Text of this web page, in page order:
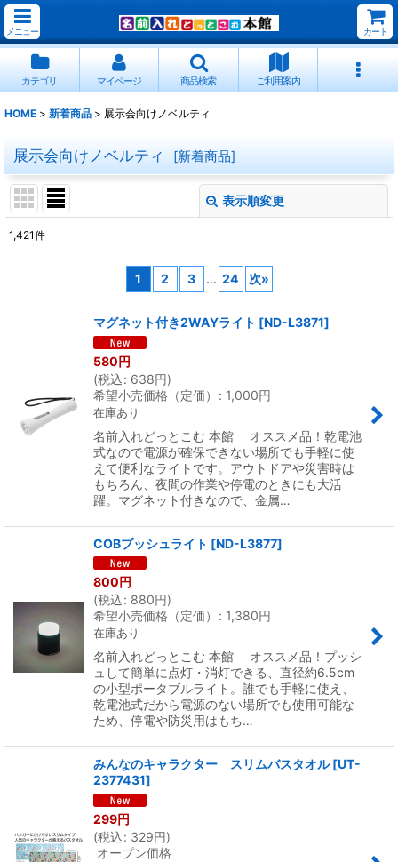
メニュー カート
カテゴリ マイページ 商品検索 ご利用案内
HOME > 新着商品 > 展示会向けノベルティ
展示会向けノベルティ [新着商品]
表示順変更
1,421件
1 2 3 ... 24 次»
マグネット付き2WAYライト [ND-L3871]
580円
(税込: 638円)
希望小売価格（定価）
: 1,000円
在庫あり
名前入れどっとこむ 本館 オススメ品！乾電池
式なので電源が確保できない場所でも手軽に使
えて便利なライトです。アウトドアや災害時は
もちろん、夜間の作業や停電のときにも大活
躍。マグネット付きなので、金属…
COBプッシュライト [ND-L3877]
800円
(税込: 880円)
希望小売価格（定価）
: 1,380円
在庫あり
名前入れどっとこむ 本館 オススメ品！プッシ
ュして簡単に点灯・消灯できる、直径約6.5cm
の小型ポータブルライト。誰でも手軽に使え、
乾電池式だから電源のない場所でも使用可能な
ため、停電や防災用はもち…
みんなのキャラクター スリムバスタオル [UT-
2377431]
299円
(税込: 329円)
オープン価格